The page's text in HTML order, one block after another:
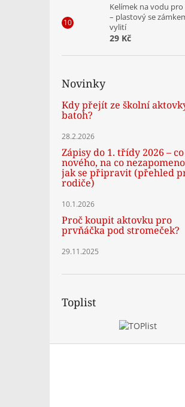
Kelímek na vodu
– plastový se
vylití
29 Kč
Novinky
Kdy přejít ze školní
batoh?
28.2.2026
Zápisy do 1. třídy 2026 –
nového, na co
jak se připravit (přehled
rodiče)
10.1.2026
Proč koupit aktovku pro
prvňáčka pod stromeček?
29.11.2025
Toplist